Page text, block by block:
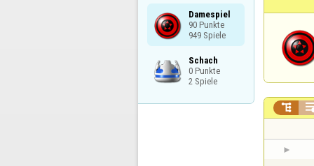
Damespiel
90 Punkte
949 Spiele
Schach
0 Punkte
2 Spiele
